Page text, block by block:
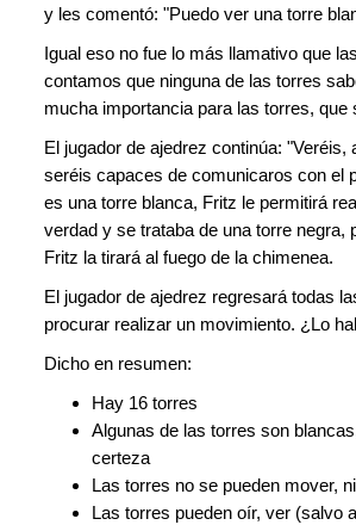
y les comentó: "Puedo ver una torre
Igual eso no fue lo más llamativo que
contamos que ninguna de las torres
mucha importancia para las torres,
El jugador de ajedrez continúa:
seréis capaces de comunicaros con el
es una torre blanca, Fritz le permitirá
verdad y se trataba de una torre
Fritz la tirará al fuego de la chimenea.
El jugador de ajedrez regresará todas
procurar realizar un movimiento. ¿Lo
Dicho en resumen:
Hay 16 torres
Algunas de las torres son
certeza
Las torres no se pueden mover,
Las torres pueden oír, ver (salvo